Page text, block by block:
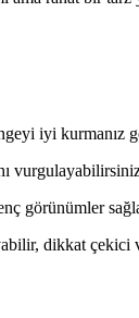
iyi kurmanız
görünümler
dikkat çekici